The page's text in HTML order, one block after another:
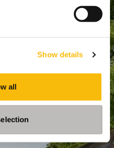
Show details
all